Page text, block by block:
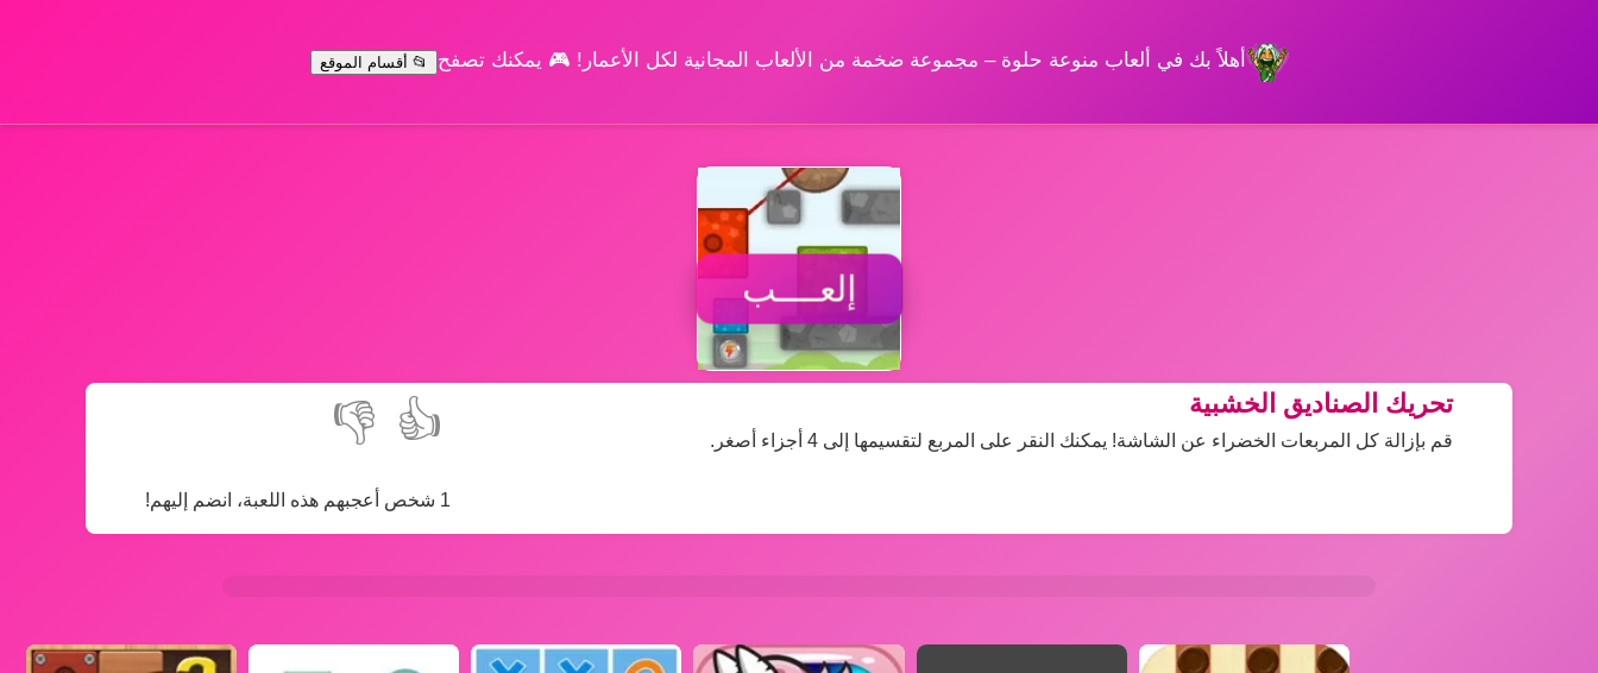
أهلاً بك في ألعاب منوعة حلوة – مجموعة ضخمة من الألعاب المجانية لكل الأعمار! 🎮 يمكنك تصفح 📂 أقسام الموقع
إلعــــب
👍
👎
1 شخص أعجبهم هذه اللعبة، انضم إليهم!
تحريك الصناديق الخشبية
قم بإزالة كل المربعات الخضراء عن الشاشة! يمكنك النقر على المربع لتقسيمها إلى 4 أجزاء أصغر.